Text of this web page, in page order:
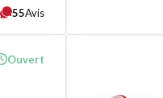
55Avis
Ouvert